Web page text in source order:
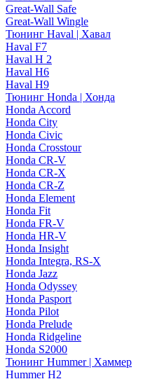
Great-Wall Safe
Great-Wall Wingle
Тюнинг Haval | Хавал
Haval F7
Haval H 2
Haval H6
Haval H9
Тюнинг Honda | Хонда
Honda Accord
Honda City
Honda Civic
Honda Crosstour
Honda CR-V
Honda CR-X
Honda CR-Z
Honda Element
Honda Fit
Honda FR-V
Honda HR-V
Honda Insight
Honda Integra, RS-X
Honda Jazz
Honda Odyssey
Honda Pasport
Honda Pilot
Honda Prelude
Honda Ridgeline
Honda S2000
Тюнинг Hummer | Хаммер
Hummer H2